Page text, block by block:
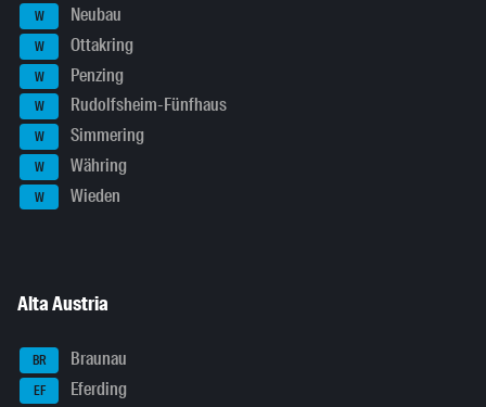
W Neubau
W Ottakring
W Penzing
W Rudolfsheim-Fünfhaus
W Simmering
W Währing
W Wieden
Alta Austria
BR Braunau
EF Eferding